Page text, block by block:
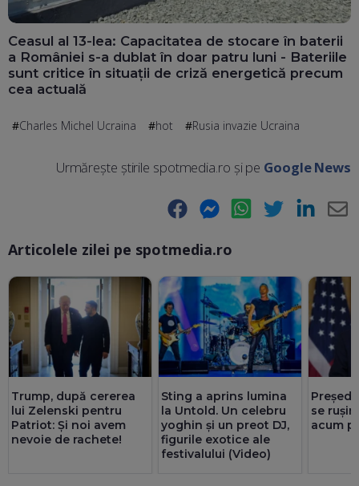
Ceasul al 13-lea: Capacitatea de stocare în baterii
a României s-a dublat în doar patru luni - Bateriile
sunt critice în situații de criză energetică precum
cea actuală
Charles Michel Ucraina hot Rusia invazie Ucraina
Urmărește știrile spotmedia.ro și pe Google News
Facebook Messenger WhatsApp Twitter LinkedIn
Articolele zilei pe spotmedia.ro
Trump, după cererea
lui Zelenski pentru
Patriot: Și noi avem
nevoie de rachete!
Sting a aprins lumina
la Untold. Un celebru
yoghin și un preot DJ,
figurile exotice ale
festivalului (Video)
se
acum